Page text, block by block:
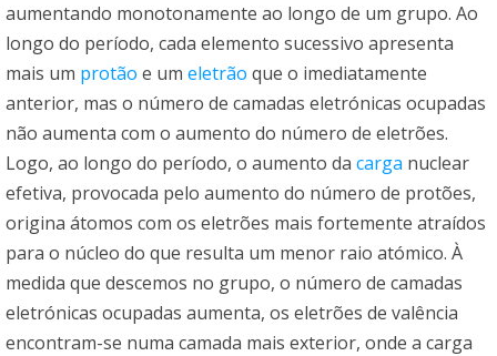
aumentando monotonamente ao longo de um grupo. Ao
longo do período, cada elemento sucessivo apresenta
mais um protão e um eletrão que o imediatamente
anterior, mas o número de camadas eletrónicas ocupadas
não aumenta com o aumento do número de eletrões.
Logo, ao longo do período, o aumento da carga nuclear
efetiva, provocada pelo aumento do número de protões,
origina átomos com os eletrões mais fortemente atraídos
para o núcleo do que resulta um menor raio atómico. À
medida que descemos no grupo, o número de camadas
eletrónicas ocupadas aumenta, os eletrões de valência
encontram-se numa camada mais exterior, onde a carga